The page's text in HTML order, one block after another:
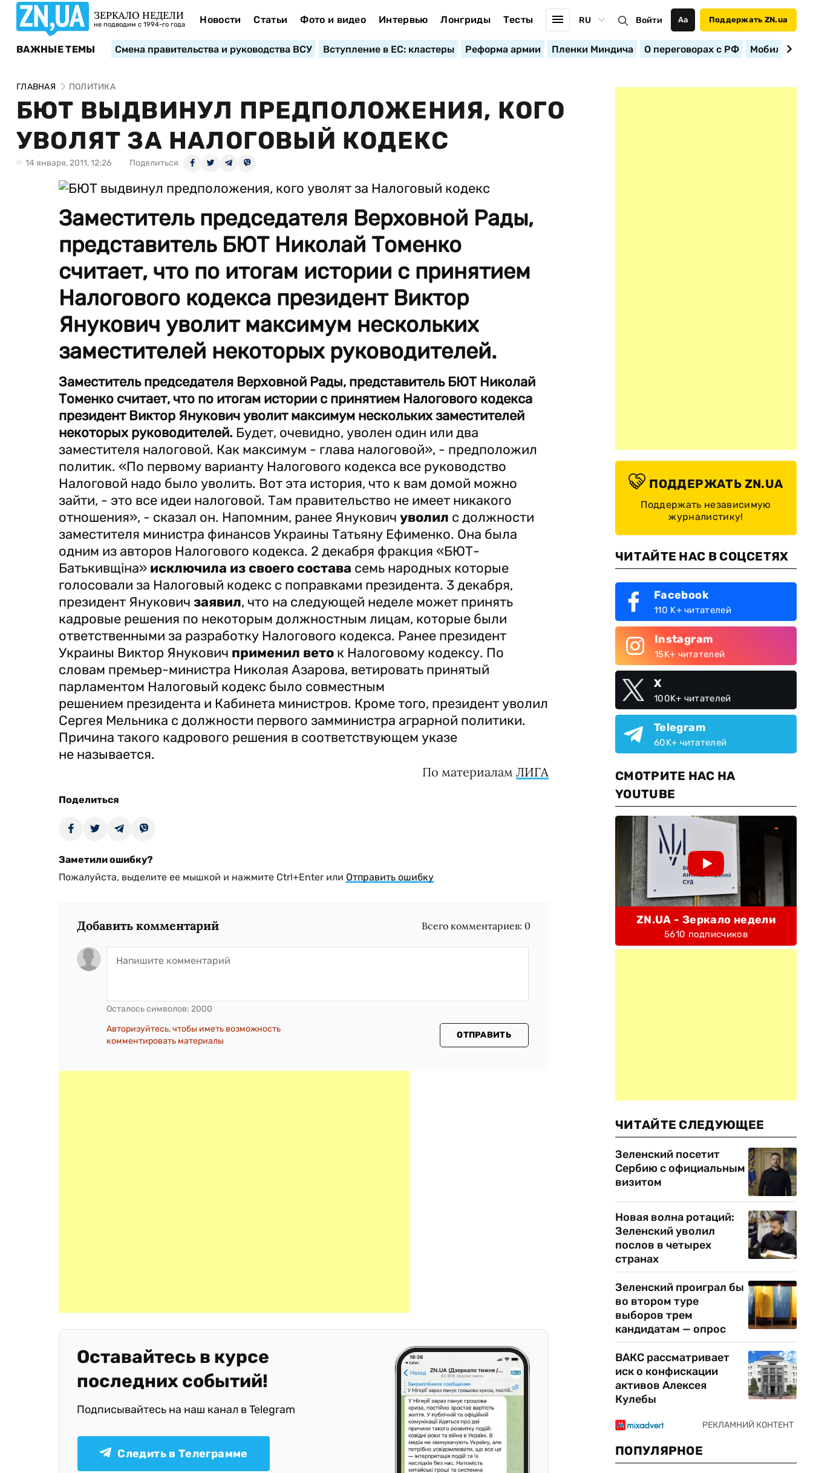
ЗЕРКАЛО НЕДЕЛИ
не подводим с 1994-го года Новости Статьи Фото и видео Интервью Лонгриды Тесты RU Войти Аа Поддержать ZN.ua
ВАЖНЫЕ ТЕМЫ Смена правительства и руководства ВСУ Вступление в ЕС: кластеры Реформа армии Пленки Миндича О переговорах с РФ
ГЛАВНАЯ ПОЛИТИКА
БЮТ ВЫДВИНУЛ ПРЕДПОЛОЖЕНИЯ, КОГО
УВОЛЯТ ЗА НАЛОГОВЫЙ КОДЕКС
14 января, 2011, 12:26 Поделиться
Заместитель председателя Верховной Рады,
представитель БЮТ Николай Томенко
считает, что по итогам истории с принятием
Налогового кодекса президент Виктор
Янукович уволит максимум нескольких
заместителей некоторых руководителей.
Заместитель председателя Верховной Рады, представитель БЮТ Николай
Томенко считает, что по итогам истории с принятием Налогового кодекса
президент Виктор Янукович уволит максимум нескольких заместителей
некоторых руководителей. Будет, очевидно, уволен один или два
заместителя налоговой. Как максимум - глава налоговой», - предположил
политик. «По первому варианту Налогового кодекса все руководство
Налоговой надо было уволить. Вот эта история, что к вам домой можно
зайти, - это все идеи налоговой. Там правительство не имеет никакого
отношения», - сказал он. Напомним, ранее Янукович уволил с должности
заместителя министра финансов Украины Татьяну Ефименко. Она была
одним из авторов Налогового кодекса. 2 декабря фракция «БЮТ-
Батькивщіна» исключила из своего состава семь народных которые
голосовали за Налоговый кодекс с поправками президента. 3 декабря,
президент Янукович заявил, что на следующей неделе может принять
кадровые решения по некоторым должностным лицам, которые были
ответственными за разработку Налогового кодекса. Ранее президент
Украины Виктор Янукович применил вето к Налоговому кодексу. По
словам премьер-министра Николая Азарова, ветировать принятый
парламентом Налоговый кодекс было совместным
решением президента и Кабинета министров. Кроме того, президент уволил
Сергея Мельника с должности первого замминистра аграрной политики.
Причина такого кадрового решения в соответствующем указе
не называется.
По материаламЛИГА
Поделиться
Заметили ошибку?
Пожалуйста, выделите ее мышкой и нажмите Ctrl+Enter или Отправить ошибку
Добавить комментарий Всего комментариев: 0
Осталось символов: 2000
Авторизуйтесь, чтобы иметь возможность
комментировать материалы
ОТПРАВИТЬ
Оставайтесь в курсе
последних событий!
Подписывайтесь на наш канал в Telegram
Следить в Телеграмме
ПОДДЕРЖАТЬ ZN.UA
Поддержать независимую
журналистику!
ЧИТАЙТЕ НАС В СОЦСЕТЯХ
Facebook
110 K+ читателей
Instagram
15K+ читателей
X
100K+ читателей
Telegram
60K+ читателей
СМОТРИТЕ НАС НА
YOUTUBE
ZN.UA - Зеркало недели
5610 подписчиков
ЧИТАЙТЕ СЛЕДУЮЩЕЕ
Зеленский посетит
Сербию с официальным
визитом
Новая волна ротаций:
Зеленский уволил
послов в четырех
странах
Зеленский проиграл бы
во втором туре
выборов трем
кандидатам — опрос
ВАКС рассматривает
иск о конфискации
активов Алексея
Кулебы
ПОПУЛЯРНОЕ